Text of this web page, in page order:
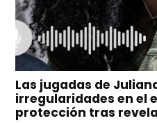
Las jugadas de
irregularidades en el
protección tras